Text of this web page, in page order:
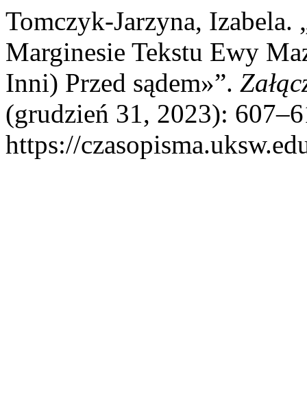
Tomczyk-Jarzyna,
Marginesie Tekstu Ewy
Inni) Przed sądem»”.
(grudzień 31, 2023):
https://